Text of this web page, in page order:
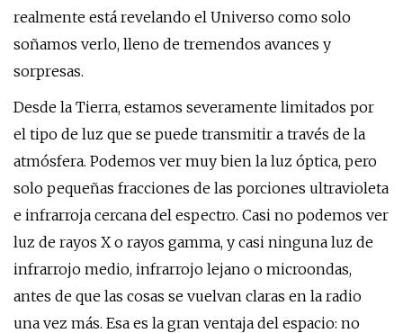
realmente está revelando el Universo como solo
soñamos verlo, lleno de tremendos avances y
sorpresas.
Desde la Tierra, estamos severamente limitados por
el tipo de luz que se puede transmitir a través de la
atmósfera. Podemos ver muy bien la luz óptica, pero
solo pequeñas fracciones de las porciones ultravioleta
e infrarroja cercana del espectro. Casi no podemos ver
luz de rayos X o rayos gamma, y ​​casi ninguna luz de
infrarrojo medio, infrarrojo lejano o microondas,
antes de que las cosas se vuelvan claras en la radio
una vez más. Esa es la gran ventaja del espacio: no